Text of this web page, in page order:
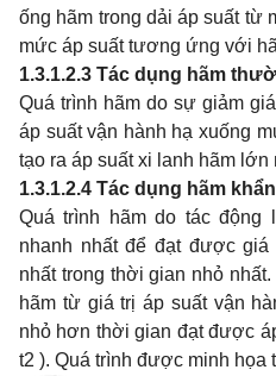
ống hãm trong dải áp suất từ
mức áp suất tương ứng với
1.3.1.2.3 Tác dụng hãm
Quá trình hãm do sự giảm
áp suất vận hành hạ xuống
tạo ra áp suất xi lanh hãm
1.3.1.2.4 Tác dụng hãm khẩn
Quá trình hãm do tác động
nhanh nhất để đạt được
nhất trong thời gian nhỏ
hãm từ giá trị áp suất vận
nhỏ hơn thời gian đạt được
t2 ). Quá trình được minh họa